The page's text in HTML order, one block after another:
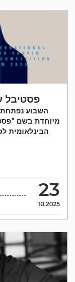
פסטיבל
השבוע נפתחת
מיוחדת בשם
23
10.2025